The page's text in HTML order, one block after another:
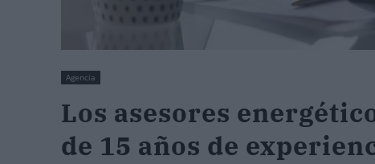
Agencia
Los asesores
de 15 años de